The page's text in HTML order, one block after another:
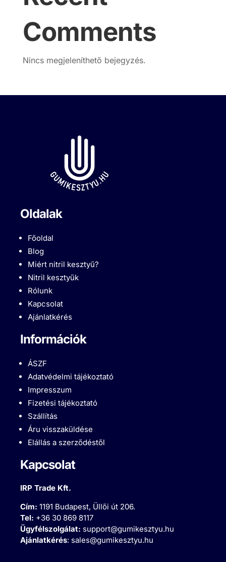
Comments
Nincs megjeleníthető bejegyzés.
Oldalak
Főoldal
Blog
Miért nitril kesztyű?
Nitril kesztyűk
Rólunk
Kapcsolat
Ajánlatkérés
Információk
ÁSZF
Adatvédelmi tájékoztató
Impresszum
Fizetési tájékoztató
Szállítás
Áru visszaküldése
Elállás a szerződéstől
Kapcsolat
IRP Trade Kft.
Cím:1191 Budapest, Üllői út 206.
Tel: +36 30 869 8117
Ügyfélszolgálat: support@gumikesztyu.hu
Ajánlatkérés: sales@gumikesztyu.hu